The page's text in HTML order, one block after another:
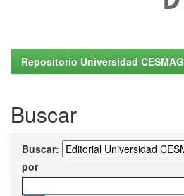
Repositorio Universidad CESMAG
Buscar
Buscar:
por